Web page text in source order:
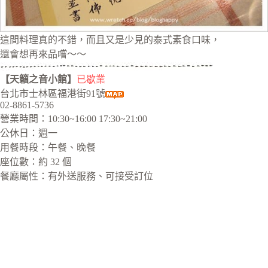
這間料理真的不錯，而且又是少見的泰式素食口味，
還會想再來品嚐～～
【天籟之音小館】
已歇業
台北市士林區福港街91號
02-8861-5736
營業時間：10:30~16:00 17:30~21:00
公休日：週一
用餐時段：午餐、晚餐
座位數：約 32 個
餐廳屬性：有外送服務、可接受訂位